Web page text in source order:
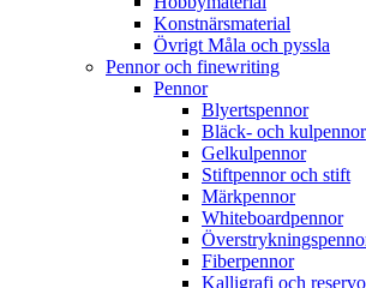
Konstnärsmaterial
Övrigt Måla och pyssla
Pennor och finewriting
Pennor
Blyertspennor
Bläck- och kulpennor
Gelkulpennor
Stiftpennor och stift
Märkpennor
Whiteboardpennor
Fiberpennor
Kalligrafi och